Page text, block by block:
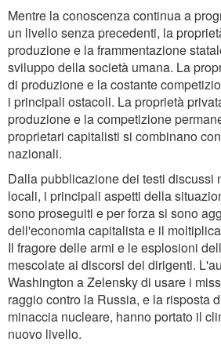
Mentre la conoscenza continua a
un livello senza precedenti, la
produzione e la frammentazione
sviluppo della società umana. La
di produzione e la costante
i principali ostacoli. La proprietà
produzione e la competizione
proprietari capitalisti si combinano
nazionali.
Dalla pubblicazione dei testi discussi
locali, i principali aspetti della
sono proseguiti e per forza si sono
dell'economia capitalista e il
Il fragore delle armi e le esplosioni
mescolate ai discorsi dei dirigenti.
Washington a Zelensky di usare i
raggio contro la Russia, e la risposta
minaccia nucleare, hanno portato il
nuovo livello.